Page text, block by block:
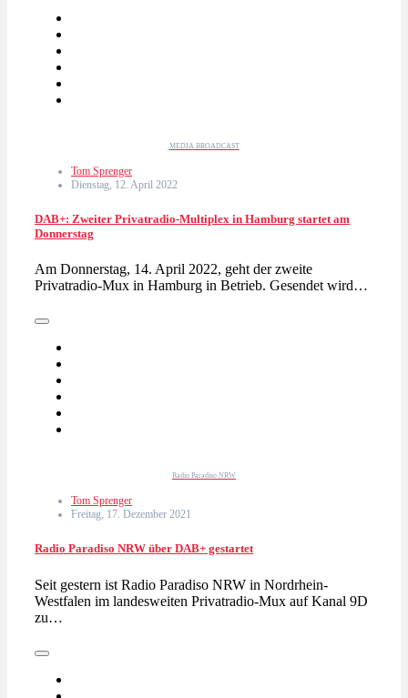
MEDIA BROADCAST
Tom Sprenger
Dienstag, 12. April 2022
DAB+: Zweiter Privatradio-Multiplex in Hamburg startet am
Donnerstag
Am Donnerstag, 14. April 2022, geht der zweite
Privatradio-Mux in Hamburg in Betrieb. Gesendet wird…
Radio Paradiso NRW
Tom Sprenger
Freitag, 17. Dezember 2021
Radio Paradiso NRW über DAB+ gestartet
Seit gestern ist Radio Paradiso NRW in Nordrhein-
Westfalen im landesweiten Privatradio-Mux auf Kanal 9D
zu…